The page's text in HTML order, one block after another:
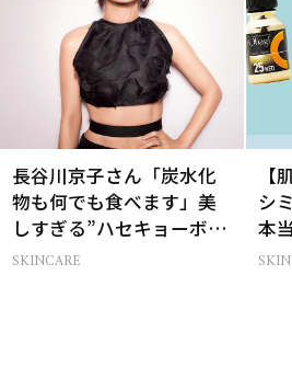
長谷川京子さん「炭水化
物も何でも食べます」美
しすぎる”ハセキョーボデ
ィ”を作る秘訣
SKINCARE
シ
本
ベ